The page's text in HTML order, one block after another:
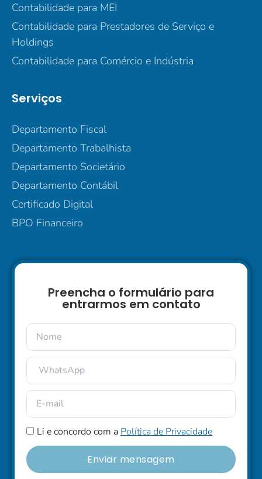
Contabilidade para MEI
Contabilidade para Prestadores de Serviço e
Holdings
Contabilidade para Comércio e Indústria
Serviços
Departamento Fiscal
Departamento Trabalhista
Departamento Societário
Departamento Contábil
Certificado Digital
BPO Financeiro
Preencha o formulário para
entrarmos em contato
Li e concordo com a Política de Privacidade
Enviar mensagem